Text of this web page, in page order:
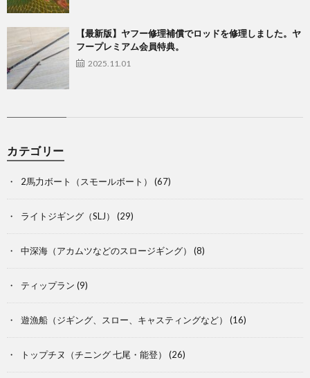
【最新版】ヤフー修理補償でロッドを修理しました。ヤ
フープレミアム会員特典。
2025.11.01
カテゴリー
2馬力ボート（スモールボート） (67)
ライトジギング（SLJ） (29)
中深海（アカムツなどのスロージギング） (8)
ティップラン (9)
遊漁船（ジギング、スロー、キャスティングなど） (16)
トップチヌ（チニング 七尾・能登） (26)